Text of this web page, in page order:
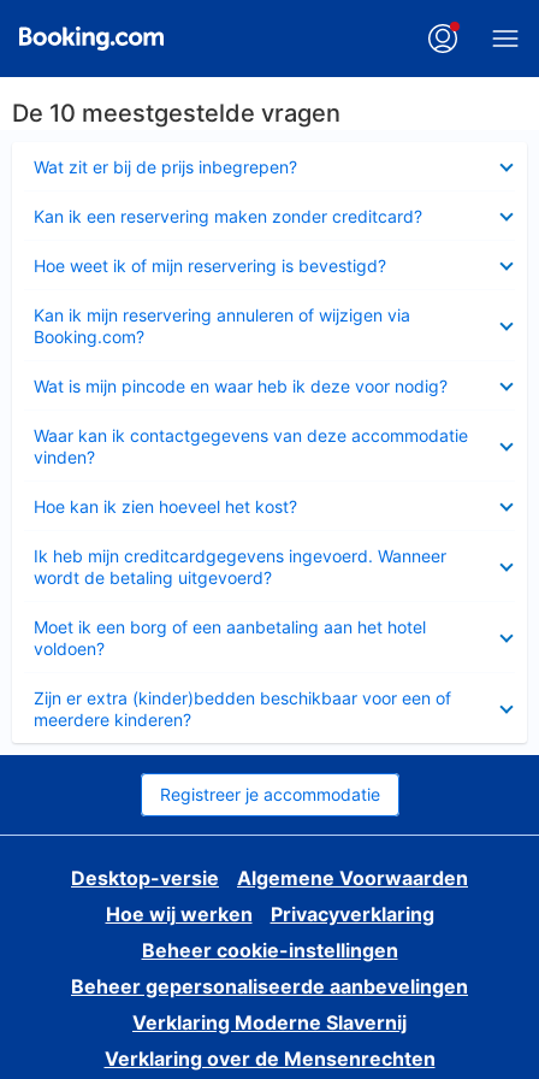
De 10 meestgestelde vragen
Wat zit er bij de prijs inbegrepen?
Kan ik een reservering maken zonder creditcard?
Hoe weet ik of mijn reservering is bevestigd?
Kan ik mijn reservering annuleren of wijzigen via
Booking.com?
Wat is mijn pincode en waar heb ik deze voor nodig?
Waar kan ik contactgegevens van deze accommodatie
vinden?
Hoe kan ik zien hoeveel het kost?
Ik heb mijn creditcardgegevens ingevoerd. Wanneer
wordt de betaling uitgevoerd?
Moet ik een borg of een aanbetaling aan het hotel
voldoen?
Zijn er extra (kinder)bedden beschikbaar voor een of
meerdere kinderen?
Registreer je accommodatie
Desktop-versie
Algemene Voorwaarden
Hoe wij werken
Privacyverklaring
Beheer cookie-instellingen
Beheer gepersonaliseerde aanbevelingen
Verklaring Moderne Slavernij
Verklaring over de Mensenrechten